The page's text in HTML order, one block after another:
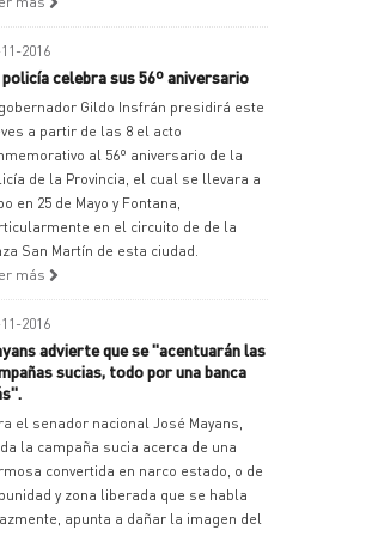
2016
policía celebra sus 56º aniversario
Gildo Insfrán presidirá este
a partir de las 8 el acto
al 56º aniversario de la
de la Provincia, el cual se llevara a
en 25 de Mayo y Fontana,
en el circuito de de la
San Martín de esta ciudad.
más
2016
advierte que se "acentuarán las
sucias, todo por una banca
el senador nacional José Mayans,
la campaña sucia acerca de una
convertida en narco estado, o de
y zona liberada que se habla
apunta a dañar la imagen del